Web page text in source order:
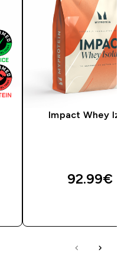
Impact Whey
92.99€‎